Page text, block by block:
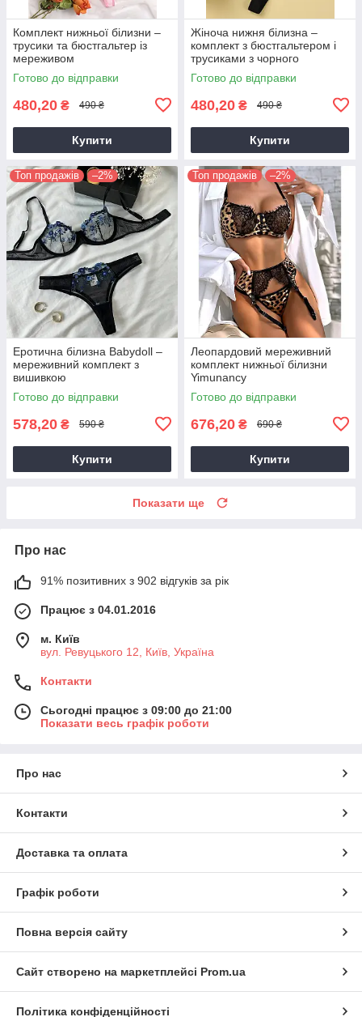
Комплект нижньої білизни –
трусики та бюстгальтер із
мереживом
Готово до відправки
480,20 ₴ 490 ₴
Купити
Жіноча нижня білизна –
комплект з бюстгальтером і
трусиками з чорного
мережива
Готово до відправки
480,20 ₴ 490 ₴
Купити
Топ продажів –2%
Еротична білизна Babydoll –
мереживний комплект з
вишивкою
Готово до відправки
578,20 ₴ 590 ₴
Купити
Топ продажів –2%
Леопардовий мереживний
комплект нижньої білизни
Yimunancy
Готово до відправки
676,20 ₴ 690 ₴
Купити
Показати ще
Про нас
91% позитивних з 902 відгуків за рік
Працює з 04.01.2016
м. Київ
вул. Ревуцького 12, Київ, Україна
Контакти
Сьогодні працює з 09:00 до 21:00
Показати весь графік роботи
Про нас
Контакти
Доставка та оплата
Графік роботи
Повна версія сайту
Сайт створено на маркетплейсі Prom.ua
Політика конфіденційності